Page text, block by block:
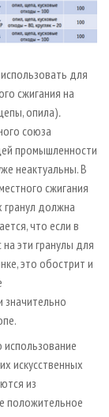
для
сжигания на
опила).
союза
промышленности
неактуальны. В
сжигания
должна
что если в
эти гранулы для
это обострит и
искусственных
из
положительное